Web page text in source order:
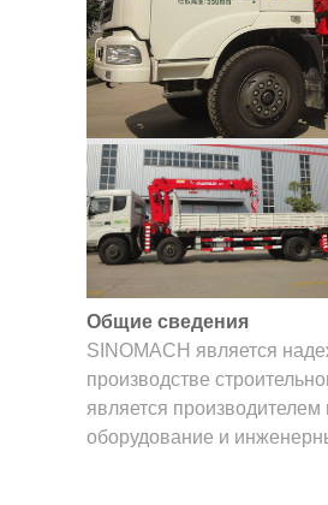
Общие сведения
SINOMACH является
производстве
является производителем
оборудование и